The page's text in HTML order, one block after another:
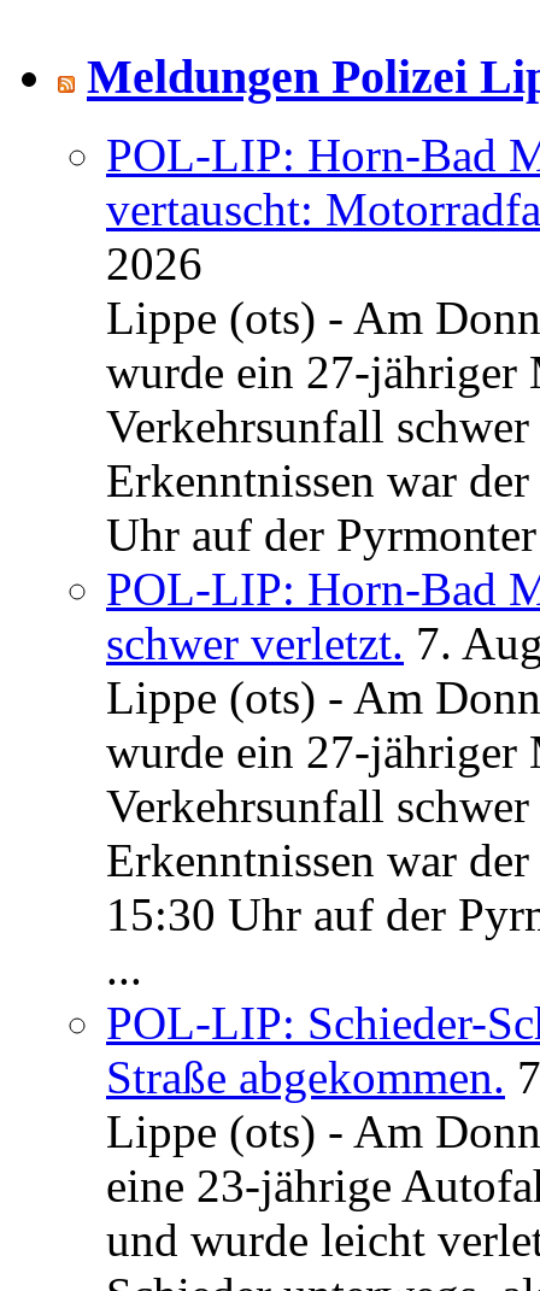
Meldungen Polizei
POL-LIP: Horn-Bad
vertauscht:
2026
Lippe (ots) - Am
wurde ein 27-jähriger
Verkehrsunfall
Erkenntnissen war
Uhr auf der
POL-LIP: Horn-Bad
schwer verletzt. 7.
Lippe (ots) - Am
wurde ein 27-jähriger
Verkehrsunfall
Erkenntnissen war
15:30 Uhr auf der
...
POL-LIP: Schieder-
Straße abgekommen.
Lippe (ots) - Am
eine 23-jährige
und wurde leicht